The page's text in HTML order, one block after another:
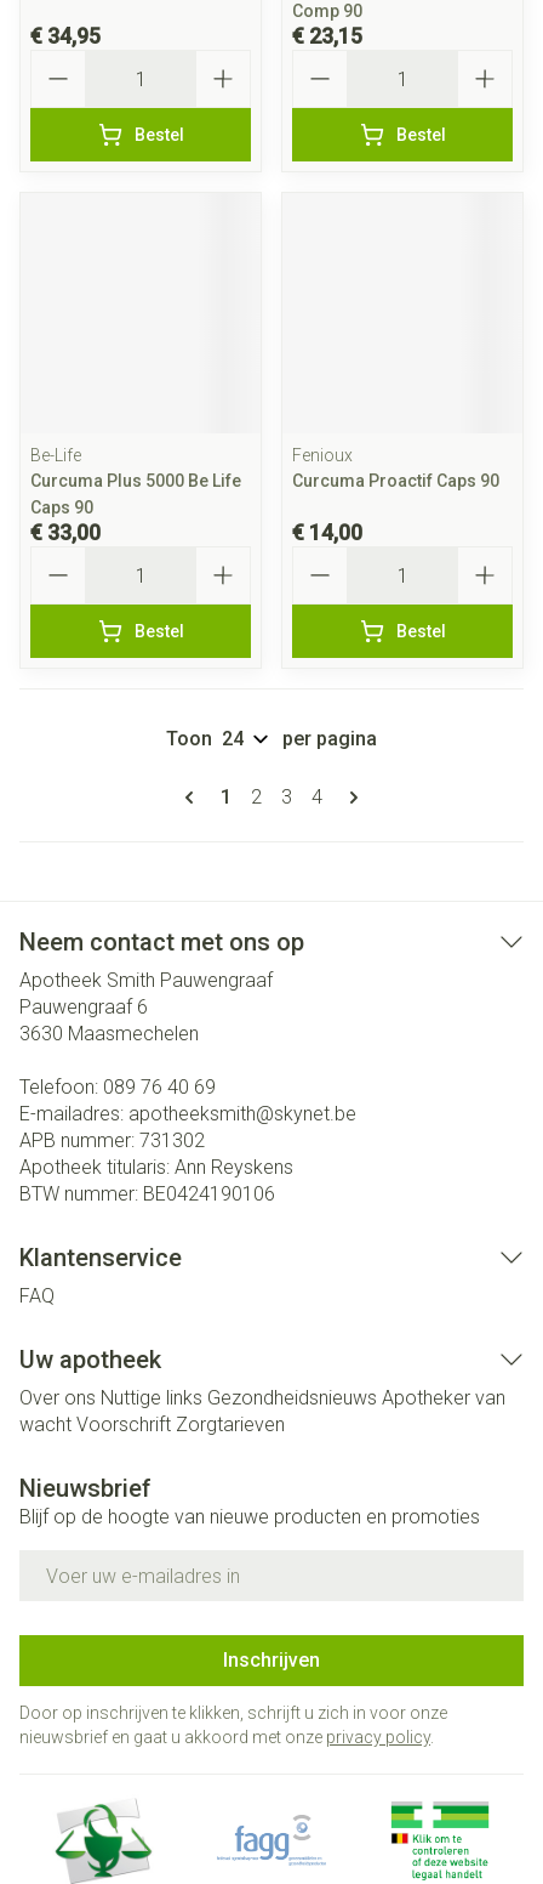
€ 34,95
Bestel
Comp 90
€ 23,15
Bestel
Be-Life
Curcuma Plus 5000 Be Life
Caps 90
€ 33,00
Bestel
Fenioux
Curcuma Proactif Caps 90
€ 14,00
Bestel
Pagina's
U lees momenteel pagina
1 Pagina
2 Pagina
3 Pagina
4
Toon per pagina
Neem contact met ons op
Apotheek Smith Pauwengraaf
Pauwengraaf 6
3630 Maasmechelen
Telefoon: 089 76 40 69
E-mailadres: apotheeksmith@skynet.be
APB nummer: 731302
Apotheek titularis: Ann Reyskens
BTW nummer: BE0424190106
Klantenservice
FAQ
Uw apotheek
Over ons Nuttige links Gezondheidsnieuws Apotheker van
wacht Voorschrift Zorgtarieven
Nieuwsbrief
Blijf op de hoogte van nieuwe producten en promoties
Inschrijven
Door op inschrijven te klikken, schrijft u zich in voor onze
nieuwsbrief en gaat u akkoord met onze privacy policy.